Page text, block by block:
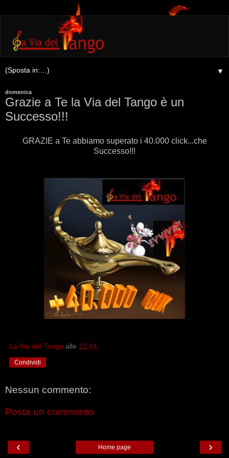
▼
domenica
Grazie a Te la Via del Tango è un
Successo!!!
GRAZIE a Te abbiamo superato i 40.000 click...che
Successo!!!
La Via del Tango alle 22:44
Condividi
Nessun commento:
Posta un commento
‹ ›
Home page